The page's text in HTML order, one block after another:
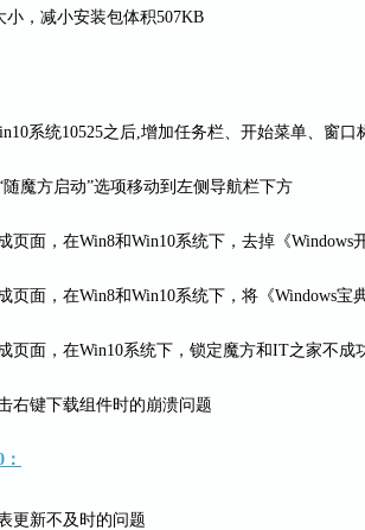
小，减小安装包体积507KB
系统10525之后,增加任务栏、开始菜单、窗
魔方启动”选项移动到左侧导航栏下方
页面，在Win8和Win10系统下，去掉《Windows
页面，在Win8和Win10系统下，将《Windows宝
页面，在Win10系统下，锁定魔方和IT之家不成
右键下载组件时的崩溃问题
更新不及时的问题